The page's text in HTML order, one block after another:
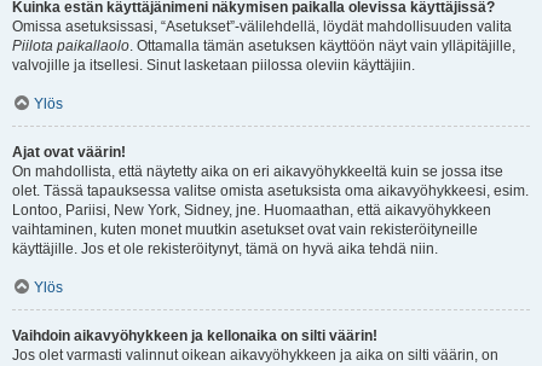
Kuinka estän käyttäjänimeni näkymisen paikalla olevissa käyttäjissä?
Omissa asetuksissasi, “Asetukset”-välilehdellä, löydät mahdollisuuden valita
Piilota paikallaolo. Ottamalla tämän asetuksen käyttöön näyt vain ylläpitäjille,
valvojille ja itsellesi. Sinut lasketaan piilossa oleviin käyttäjiin.
Ylös
Ajat ovat väärin!
On mahdollista, että näytetty aika on eri aikavyöhykkeeltä kuin se jossa itse
olet. Tässä tapauksessa valitse omista asetuksista oma aikavyöhykkeesi, esim.
Lontoo, Pariisi, New York, Sidney, jne. Huomaathan, että aikavyöhykkeen
vaihtaminen, kuten monet muutkin asetukset ovat vain rekisteröityneille
käyttäjille. Jos et ole rekisteröitynyt, tämä on hyvä aika tehdä niin.
Ylös
Vaihdoin aikavyöhykkeen ja kellonaika on silti väärin!
Jos olet varmasti valinnut oikean aikavyöhykkeen ja aika on silti väärin, on